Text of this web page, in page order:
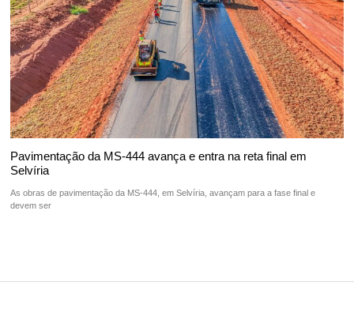
Pavimentação da MS-444 avança e entra na reta final em
Selvíria
As obras de pavimentação da MS-444, em Selvíria, avançam para a fase final e
devem ser